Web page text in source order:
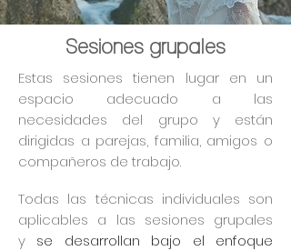
Sesiones grupales
Estas sesiones tienen lugar en un
espacio adecuado a las
necesidades del grupo y están
dirigidas a parejas, familia, amigos o
compañeros de trabajo.
Todas las técnicas individuales son
aplicables a las sesiones grupales
y se desarrollan bajo el enfoque